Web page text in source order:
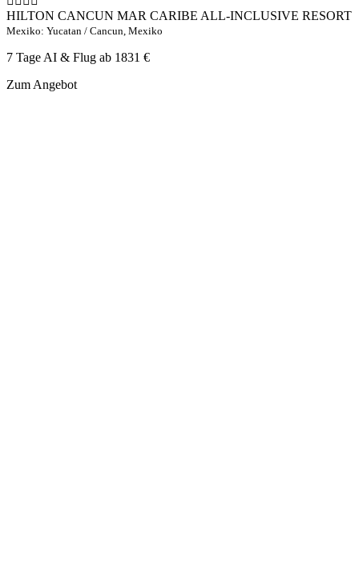
HILTON CANCUN MAR CARIBE ALL-INCLUSIVE RESORT
Mexiko: Yucatan / Cancun, Mexiko
7 Tage AI & Flug ab 1831 €
Zum Angebot